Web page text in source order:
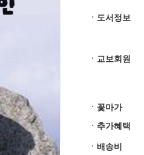
ㆍ도서정보
ㆍ교보회원
ㆍ꽃마가
ㆍ추가혜택
ㆍ배송비